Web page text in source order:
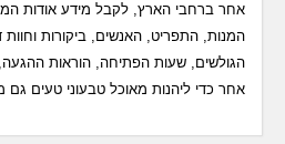
אחר ברחבי הארץ, לקבל מידע אודות
המנות, התפריט, האנשים, ביקורות
הגולשים, שעות הפתיחה, הוראות
אחר כדי ליהנות מאוכל טבעוני טעים גם